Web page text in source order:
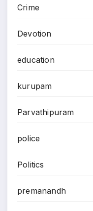
Crime
Devotion
education
kurupam
Parvathipuram
police
Politics
premanandh